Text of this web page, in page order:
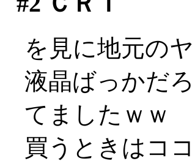
を見に地元の
液晶ばっかだ
てましたｗｗ
買うときはコ